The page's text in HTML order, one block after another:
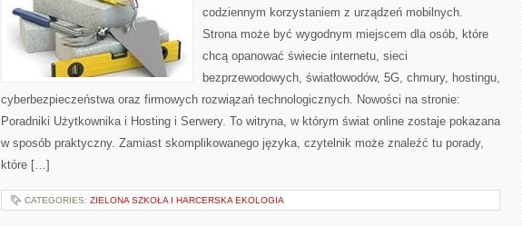
codziennym korzystaniem z urządzeń mobilnych.
Strona może być wygodnym miejscem dla osób, które
chcą opanować świecie internetu, sieci
bezprzewodowych, światłowodów, 5G, chmury, hostingu,
cyberbezpieczeństwa oraz firmowych rozwiązań technologicznych. Nowości na stronie:
Poradniki Użytkownika i Hosting i Serwery. To witryna, w którym świat online zostaje pokazana
w sposób praktyczny. Zamiast skomplikowanego języka, czytelnik może znaleźć tu porady,
które […]
CATEGORIES: ZIELONA SZKOŁA I HARCERSKA EKOLOGIA